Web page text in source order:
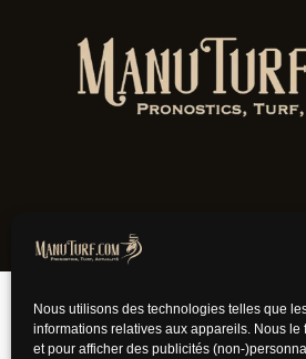
Nous utilisons des technologies telles que
informations relatives aux appareils. Nous
et pour afficher des publicités (non-